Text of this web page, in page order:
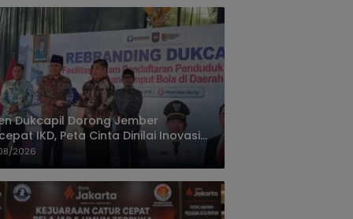
Dukcapil Dorong Jember
IKD, Peta Cinta Dinilai Inovasi
Terbaik
2026